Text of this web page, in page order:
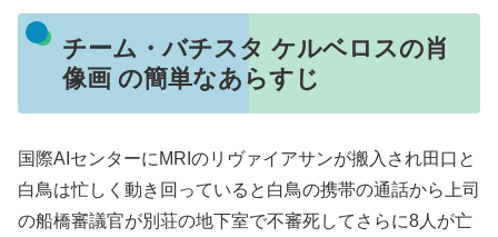
チーム・バチスタ ケルベロスの肖
像画 の簡単なあらすじ
国際AIセンターにMRIのリヴァイアサンが搬入され田口と
白鳥は忙しく動き回っていると白鳥の携帯の通話から上司
の船橋審議官が別荘の地下室で不審死してさらに8人が亡